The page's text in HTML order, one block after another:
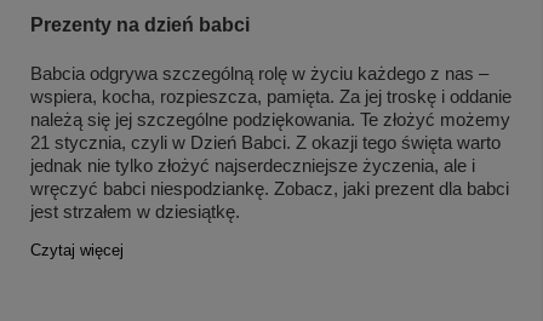
Prezenty na dzień babci
Babcia odgrywa szczególną rolę w życiu każdego z nas –
wspiera, kocha, rozpieszcza, pamięta. Za jej troskę i oddanie
należą się jej szczególne podziękowania. Te złożyć możemy
21 stycznia, czyli w Dzień Babci. Z okazji tego święta warto
jednak nie tylko złożyć najserdeczniejsze życzenia, ale i
wręczyć babci niespodziankę. Zobacz, jaki prezent dla babci
jest strzałem w dziesiątkę.
Czytaj więcej